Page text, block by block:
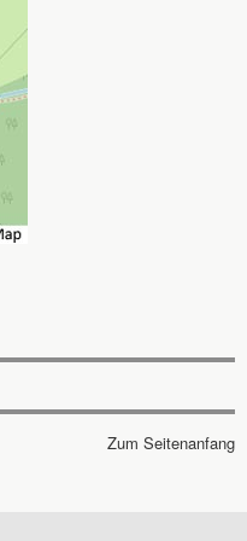
Zum Seitenanfang